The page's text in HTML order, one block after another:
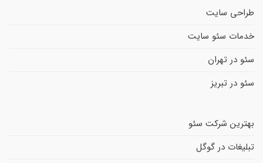
طراحی سایت
خدمات سئو سایت
سئو در تهران
سئو در تبریز
بهترین شرکت سئو
تبلیغات در گوگل